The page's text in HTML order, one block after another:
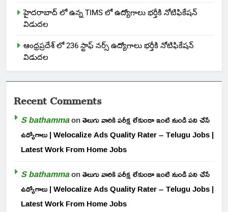
హైదరాబాద్ లో ఉన్న TIMS లో ఉద్యోగాలు భర్తీకి నోటిఫికేషన్
విడుదల
ఆంధ్రప్రదేశ్ లో 236 స్టాఫ్ నర్స్ ఉద్యోగాలు భర్తీకి నోటిఫికేషన్
విడుదల
Recent Comments
S bathammaonతెలుగు వారికి పరీక్ష లేకుండా ఇంటి నుండి పని చేసే
ఉద్యోగాలు | Welocalize Ads Quality Rater – Telugu Jobs |
Latest Work From Home Jobs
S bathammaonతెలుగు వారికి పరీక్ష లేకుండా ఇంటి నుండి పని చేసే
ఉద్యోగాలు | Welocalize Ads Quality Rater – Telugu Jobs |
Latest Work From Home Jobs